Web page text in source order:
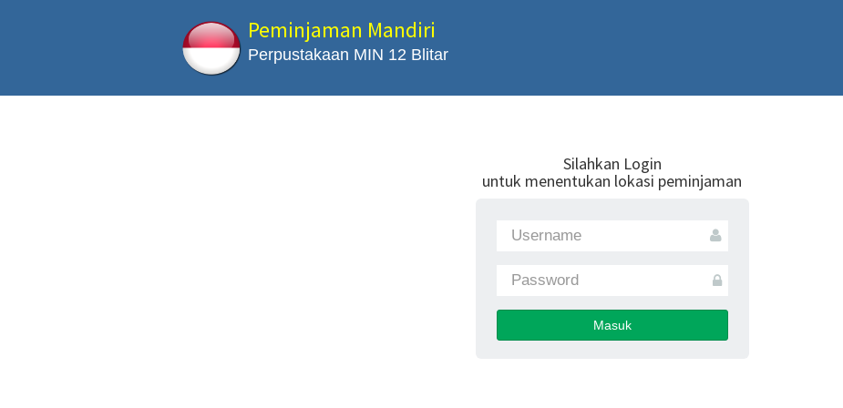
Peminjaman Mandiri
Perpustakaan MIN 12 Blitar
Silahkan Login
untuk menentukan lokasi peminjaman
Masuk